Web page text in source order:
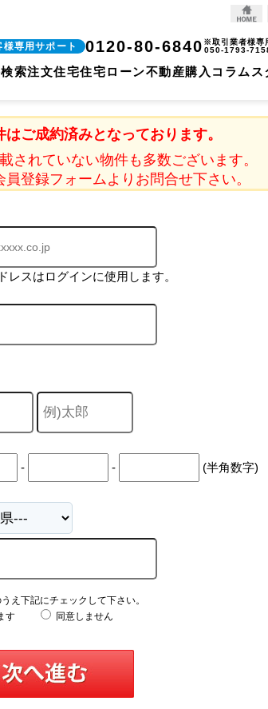
様専用サポート 0120-80-6840 ※取引業者様専
050-1793-
索注文住宅住宅ローン不動産購入コラム ス
はご成約済みとなっております。
されていない物件も多数ございます。
登録フォームよりお問合せ下さい。
レスはログインに使用します。
- - (半角数字)
え下記にチェックして下さい。
す
同意しません